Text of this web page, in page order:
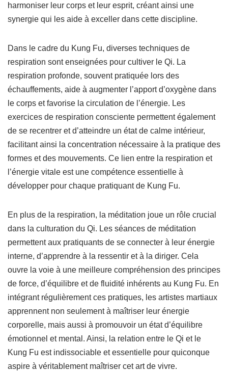
harmoniser leur corps et leur esprit, créant ainsi une
synergie qui les aide à exceller dans cette discipline.
Dans le cadre du Kung Fu, diverses techniques de
respiration sont enseignées pour cultiver le Qi. La
respiration profonde, souvent pratiquée lors des
échauffements, aide à augmenter l’apport d’oxygène dans
le corps et favorise la circulation de l’énergie. Les
exercices de respiration consciente permettent également
de se recentrer et d’atteindre un état de calme intérieur,
facilitant ainsi la concentration nécessaire à la pratique des
formes et des mouvements. Ce lien entre la respiration et
l’énergie vitale est une compétence essentielle à
développer pour chaque pratiquant de Kung Fu.
En plus de la respiration, la méditation joue un rôle crucial
dans la culturation du Qi. Les séances de méditation
permettent aux pratiquants de se connecter à leur énergie
interne, d’apprendre à la ressentir et à la diriger. Cela
ouvre la voie à une meilleure compréhension des principes
de force, d’équilibre et de fluidité inhérents au Kung Fu. En
intégrant régulièrement ces pratiques, les artistes martiaux
apprennent non seulement à maîtriser leur énergie
corporelle, mais aussi à promouvoir un état d’équilibre
émotionnel et mental. Ainsi, la relation entre le Qi et le
Kung Fu est indissociable et essentielle pour quiconque
aspire à véritablement maîtriser cet art de vivre.